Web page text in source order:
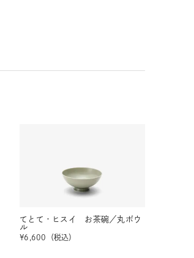
てとて・ヒスイ お茶碗／丸ボウ
ル
¥6,600 （税込）